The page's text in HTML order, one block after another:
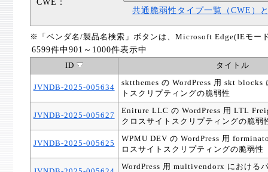
CWE：
共通脆弱性タイプ一覧（CWE）
※「ベンダ名/製品名検索」ボタンは、Microsoft Edge(IEモー
6599件中901～1000件表示中
ID タイトル
JVNDB-2025-005634
sktthemes の WordPress 用 skt blocks
トスクリプティングの脆弱性
JVNDB-2025-005627
Eniture LLC の WordPress 用 LTL
クロスサイトスクリプティングの脆弱
JVNDB-2025-005625
WPMU DEV の WordPress 用
ロスサイトスクリプティングの脆弱性
WordPress 用 multivendorx における